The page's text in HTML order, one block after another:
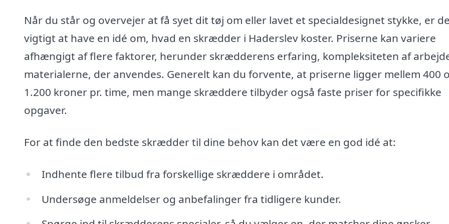
Når du står og overvejer at få syet dit tøj om eller lavet et specialdesignet stykke, er
vigtigt at have en idé om, hvad en skrædder i Haderslev koster. Priserne kan variere
afhængigt af flere faktorer, herunder skrædderens erfaring, kompleksiteten af
materialerne, der anvendes. Generelt kan du forvente, at priserne ligger mellem 400
1.200 kroner pr. time, men mange skræddere tilbyder også faste priser for specifikke
opgaver.
For at finde den bedste skrædder til dine behov kan det være en god idé at:
Indhente flere tilbud fra forskellige skræddere i området.
Undersøge anmeldelser og anbefalinger fra tidligere kunder.